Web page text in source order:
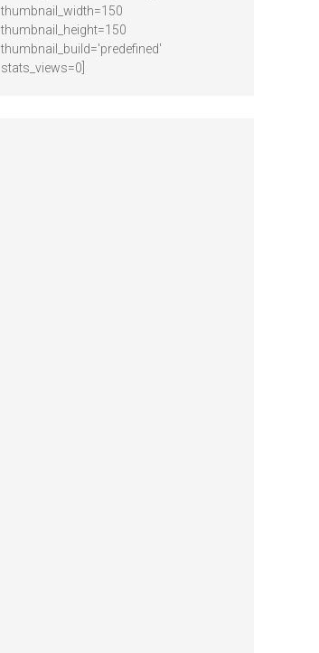
thumbnail_width=150
thumbnail_height=150
thumbnail_build='predefined'
stats_views=0]